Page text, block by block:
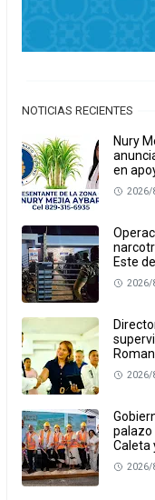
NOTICIAS RECIENTES
Nury
en
2026/
Este
2026/
2026/
palazo
Caleta
2026/